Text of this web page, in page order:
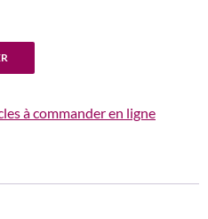
à commander en ligne